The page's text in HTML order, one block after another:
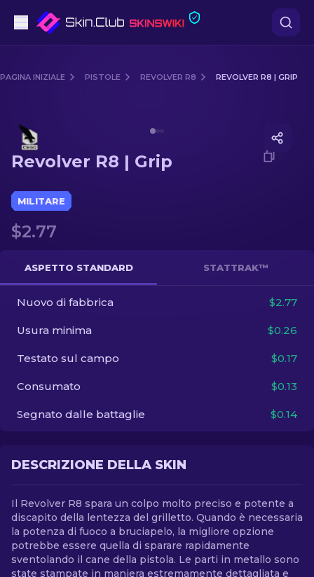
Fucile di precisione
Coltelli
Guanto
Casse
Altro
PAGINA INIZIALE PISTOLE REVOLVER R8 REVOLVER R8 | GRIP
Revolver R8 | Grip
MILITARE
$2.77
ASPETTO STANDARD STATTRAK™
Nuovo di fabbrica $2.77
Usura minima $0.26
Testato sul campo $0.17
Consumato $0.13
Segnato dalle battaglie $0.14
DESCRIZIONE DELLA SKIN
Il Revolver R8 spara un colpo molto preciso e potente a
discapito della lentezza del grilletto. Quando è necessaria
la potenza di fuoco a bruciapelo, la migliore opzione
potrebbe essere quella di sparare rapidamente
sventolando il cane della pistola. Le parti in metallo sono
state stampate in maniera estremamente dettagliata e